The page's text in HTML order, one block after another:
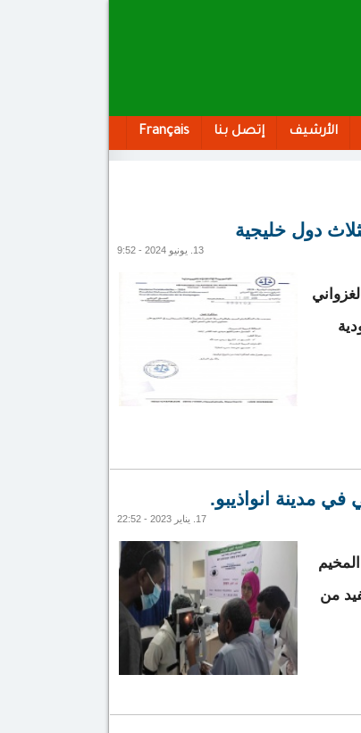
الأرشيف إتصل بنا Français
دول خليجية
13. يونيو 2024 - 9:52
في مدينة انواذيبو.
17. يناير 2023 - 22:52
من